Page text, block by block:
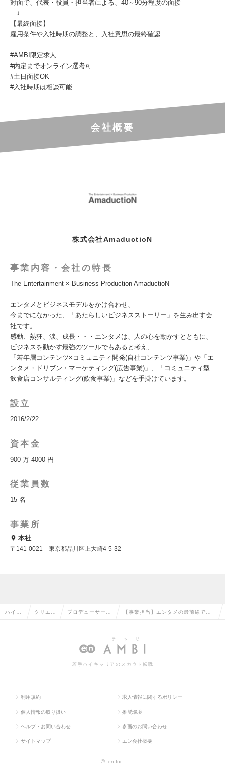
対面で、代表・役員・担当者による、40～90分程度の面接
↓
【最終面接】
雇用条件や入社時期の調整と、入社意思の最終確認
#AMBI限定求人
#内定までオンライン選考可
#土日面接OK
#入社時期は相談可能
会社概要
株式会社AmaductioN
事業内容・会社の特長
The Entertainment × Business Production AmaductioN
エンタメとビジネスモデルをかけ合わせ、
今までになかった、「あたらしいビジネスストーリー」を生み出す会
社です。
感動、熱狂、涙、成長・・・エンタメは、人の心を動かすとともに、
ビジネスを動かす最強のツールでもあると考え、
「若年層コンテンツ×コミュニティ開発(自社コンテンツ事業)」や「エ
ンタメ・ドリブン・マーケティング(広告事業)」、「コミュニティ型
飲食店コンサルティング(飲食事業)」などを手掛けています。
設立
2016/2/22
資本金
900 万 4000 円
従業員数
15 名
事業所
本社
〒141-0021 東京都品川区上大崎4-5-32
ハイク クリエイ プロデューサー・
の他）の転職
【事業担当】エンタメの最前線で、
集！【未経験OK】の求人情報
若手ハイキャリアのスカウト転職
利用規約 求人情報に関するポリシー
個人情報の取り扱い 推奨環境
ヘルプ・お問い合わせ 参画のお問い合わせ
サイトマップ エン会社概要
© en Inc.